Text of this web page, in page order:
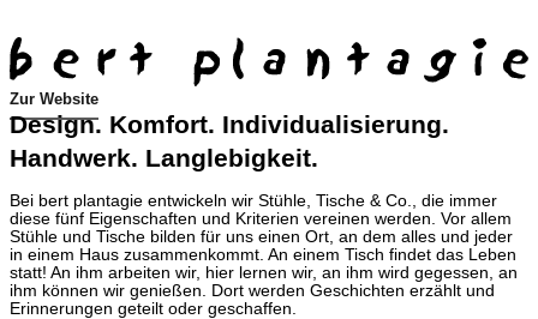
Zur Website
Design. Komfort. Individualisierung.
Handwerk. Langlebigkeit.
Bei bert plantagie entwickeln wir Stühle, Tische & Co., die immer
diese fünf Eigenschaften und Kriterien vereinen werden. Vor allem
Stühle und Tische bilden für uns einen Ort, an dem alles und jeder
in einem Haus zusammenkommt. An einem Tisch findet das Leben
statt! An ihm arbeiten wir, hier lernen wir, an ihm wird gegessen, an
ihm können wir genießen. Dort werden Geschichten erzählt und
Erinnerungen geteilt oder geschaffen.